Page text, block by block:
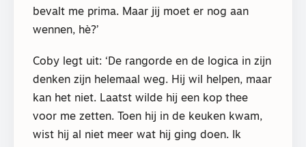
bevalt me prima. Maar jij moet er nog aan
wennen, hè?’
Coby legt uit: ‘De rangorde en de logica in zijn
denken zijn helemaal weg. Hij wil helpen, maar
kan het niet. Laatst wilde hij een kop thee
voor me zetten. Toen hij in de keuken kwam,
wist hij al niet meer wat hij ging doen. Ik